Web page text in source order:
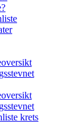
krets